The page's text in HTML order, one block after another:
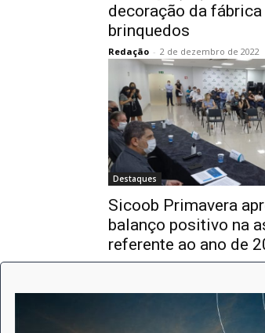
decoração da fábrica
brinquedos
Redação - 2 de dezembro de 2022
Destaques
Sicoob Primavera
balanço positivo na
referente ao ano de
Redação - 20 de abril de 2021